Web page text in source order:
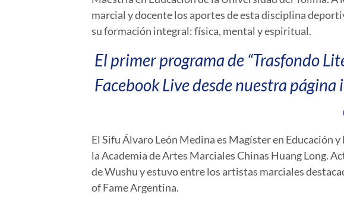
marcial y docente los aportes de esta disciplina
su formación integral: física, mental y espiritual.
El primer programa de “Trasfondo
Facebook Live desde nuestra página
El Sifu Álvaro León Medina es Magíster en Educación
la Academia de Artes Marciales Chinas Huang Long.
de Wushu y estuvo entre los artistas marciales
of Fame Argentina.